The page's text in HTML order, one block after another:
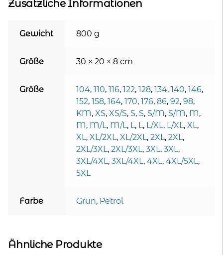
Zusätzliche Informationen
Gewicht 800 g
Größe 30 × 20 × 8 cm
Größe 104, 110, 116, 122, 128, 134, 140, 146,
152, 158, 164, 170, 176, 86, 92, 98,
KM, XS, XS/S, S, S, S/M, S/M, M,
M, M/L, M/L, L, L, L/XL, L/XL, XL,
XL, XL/2XL, XL/2XL, 2XL, 2XL,
2XL/3XL, 2XL/3XL, 3XL, 3XL,
3XL/4XL, 3XL/4XL, 4XL, 4XL/5XL,
5XL
Farbe Grün, Petrol
Ähnliche Produkte